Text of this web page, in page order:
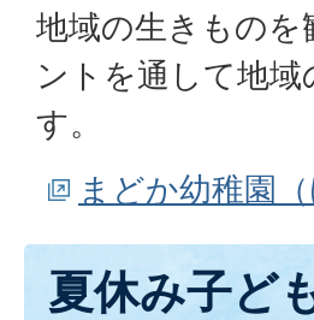
地域の生きもの
ントを通して地
す。
まどか幼稚園
夏休み子ど